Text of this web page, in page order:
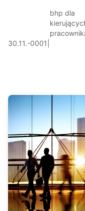
30.11.-0001
bhp dla